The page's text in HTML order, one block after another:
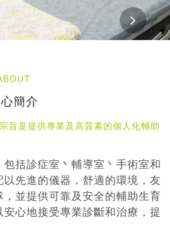
簡介
旨是提供專業及高質素的個人化輔助
括診症室丶輔導室丶手術室和
以先進的儀器，舒適的環境，友
並提供可靠及安全的輔助生育
安心地接受專業診斷和治療，提